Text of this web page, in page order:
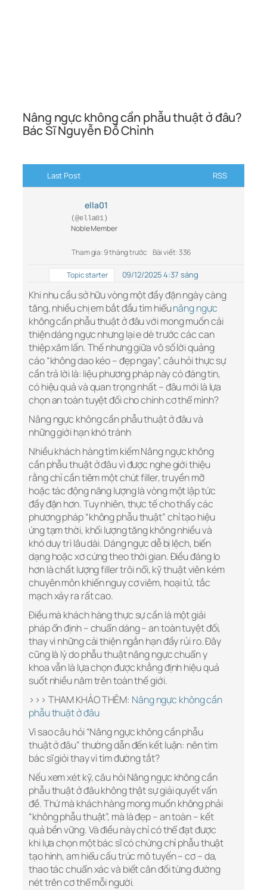
Nâng ngực không cần phẫu thuật ở đâu?
Bác Sĩ Nguyễn Đỗ Chỉnh
Last Post RSS
ella01
(@ella01)
Noble Member
Tham gia: 9 tháng trước Bài viết: 336
Topic starter 09/12/2025 4:37 sáng
Khi nhu cầu sở hữu vòng một đầy đặn ngày càng
tăng, nhiều chị em bắt đầu tìm hiểunâng ngực
không cần phẫu thuật ở đâu với mong muốn cải
thiện dáng ngực nhưng lại e dè trước các can
thiệp xâm lấn. Thế nhưng giữa vô số lời quảng
cáo “không dao kéo – đẹp ngay”, câu hỏi thực sự
cần trả lời là: liệu phương pháp này có đáng tin,
có hiệu quả và quan trọng nhất – đâu mới là lựa
chọn an toàn tuyệt đối cho chính cơ thể mình?
Nâng ngực không cần phẫu thuật ở đâu và
những giới hạn khó tránh
Nhiều khách hàng tìm kiếm Nâng ngực không
cần phẫu thuật ở đâu vì được nghe giới thiệu
rằng chỉ cần tiêm một chút filler, truyền mỡ
hoặc tác động năng lượng là vòng một lập tức
đầy đặn hơn. Tuy nhiên, thực tế cho thấy các
phương pháp “không phẫu thuật” chỉ tạo hiệu
ứng tạm thời, khối lượng tăng không nhiều và
khó duy trì lâu dài. Dáng ngực dễ bị lệch, biến
dạng hoặc xơ cứng theo thời gian. Điều đáng lo
hơn là chất lượng filler trôi nổi, kỹ thuật viên kém
chuyên môn khiến nguy cơ viêm, hoại tử, tắc
mạch xảy ra rất cao.
Điều mà khách hàng thực sự cần là một giải
pháp ổn định – chuẩn dáng – an toàn tuyệt đối,
thay vì những cải thiện ngắn hạn đầy rủi ro. Đây
cũng là lý do phẫu thuật nâng ngực chuẩn y
khoa vẫn là lựa chọn được khẳng định hiệu quả
suốt nhiều năm trên toàn thế giới.
>>> THAM KHẢO THÊM: Nâng ngực không cần
phẫu thuật ở đâu
Vì sao câu hỏi “Nâng ngực không cần phẫu
thuật ở đâu” thường dẫn đến kết luận: nên tìm
bác sĩ giỏi thay vì tìm đường tắt?
Nếu xem xét kỹ, câu hỏi Nâng ngực không cần
phẫu thuật ở đâu không thật sự giải quyết vấn
đề. Thứ mà khách hàng mong muốn không phải
“không phẫu thuật”, mà là đẹp – an toàn – kết
quả bền vững. Và điều này chỉ có thể đạt được
khi lựa chọn một bác sĩ có chứng chỉ phẫu thuật
tạo hình, am hiểu cấu trúc mô tuyến – cơ – da,
thao tác chuẩn xác và biết cân đối từng đường
nét trên cơ thể mỗi người.